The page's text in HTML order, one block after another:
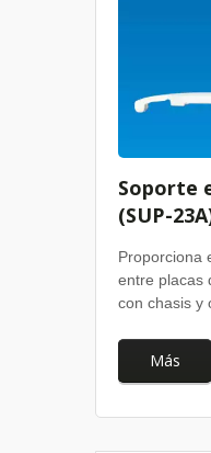
Soporte
(SUP-
Proporciona
entre placas
con chasis y
Más